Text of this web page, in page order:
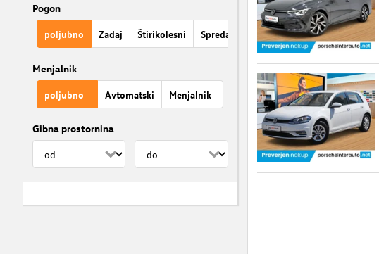
Pogon
poljubno Zadaj Štirikolesni Spredaj
Menjalnik
poljubno Avtomatski Menjalnik
Gibna prostornina